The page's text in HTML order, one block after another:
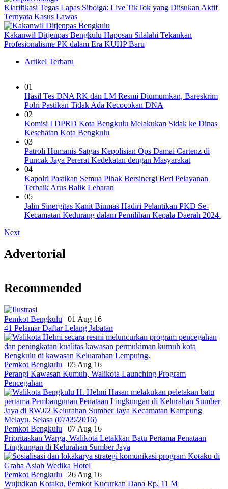
Klarifikasi Tegas Lapas Sibolga: Live TikTok yang Diisukan Aktif
Ternyata Kasus Lawas
Kakanwil Ditjenpas Bengkulu Haposan Silalahi Tekankan
Profesionalisme PK dalam Era KUHP Baru
Artikel Terbaru
01
Hasil Tes DNA RK dan LM Resmi Diumumkan, Bareskrim
Polri Pastikan Tidak Ada Kecocokan DNA
02
Komisi I DPRD Kota Bengkulu Melakukan Sidak ke Dinas
Kesehatan Kota Bengkulu
03
Patroli Humanis Satgas Kepolisian Ops Damai Cartenz di
Puncak Jaya Pererat Kedekatan dengan Masyarakat
04
Kapolri Pastikan Semua Pihak Bersinergi Beri Pelayanan
Terbaik Arus Balik Lebaran
05
Jalin Sinergitas Kanit Binmas Hadiri Pelantikan PKD Se-
Kecamatan Kedurang dalam Pemilihan Kepala Daerah 2024
Next
Advertorial
Recommended
Pemkot Bengkulu | 01 Aug 16
41 Pelamar Daftar Lelang Jabatan
Pemkot Bengkulu | 05 Aug 16
Perangi Kawasan Kumuh, Walikota Launching Program
Pencegahan
Pemkot Bengkulu | 07 Aug 16
Prioritaskan Warga, Walikota Letakkan Batu Pertama Penataan
Lingkungan di Kelurahan Sumber Jaya
Pemkot Bengkulu | 26 Aug 16
Wujudkan Kotaku, Pemkot Kucurkan Dana Rp. 11 M